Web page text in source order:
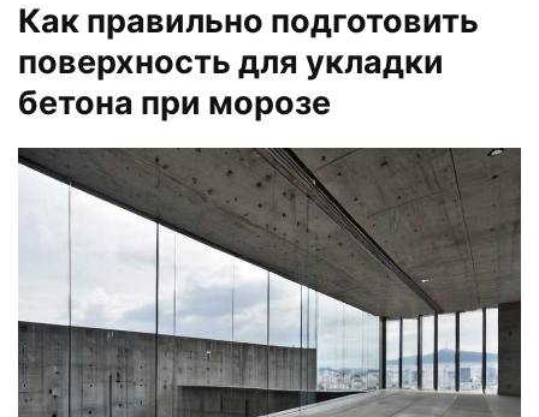
Как правильно подготовить
поверхность для укладки
бетона при морозе